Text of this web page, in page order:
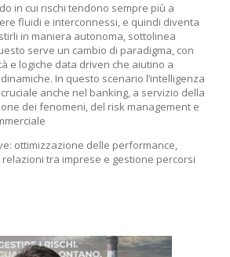
in cui rischi tendono sempre più a
fluidi e interconnessi, e quindi diventa
in maniera autonoma, sottolinea
serve un cambio di paradigma, con
e logiche data driven che aiutino a
In questo scenario l’intelligenza
anche nel banking, a servizio della
dei fenomeni, del risk management e
ottimizzazione delle performance,
tra imprese e gestione percorsi